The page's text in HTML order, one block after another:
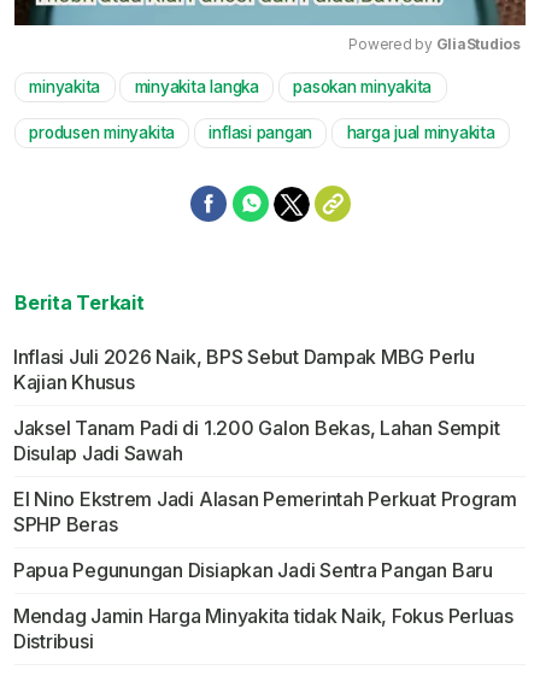
Mute
Powered by GliaStudios
minyakita minyakita langka pasokan minyakita
produsen minyakita inflasi pangan harga jual minyakita
Berita Terkait
Inflasi Juli 2026 Naik, BPS Sebut Dampak MBG Perlu
Kajian Khusus
Jaksel Tanam Padi di 1.200 Galon Bekas, Lahan Sempit
Disulap Jadi Sawah
El Nino Ekstrem Jadi Alasan Pemerintah Perkuat Program
SPHP Beras
Papua Pegunungan Disiapkan Jadi Sentra Pangan Baru
Mendag Jamin Harga Minyakita tidak Naik, Fokus Perluas
Distribusi